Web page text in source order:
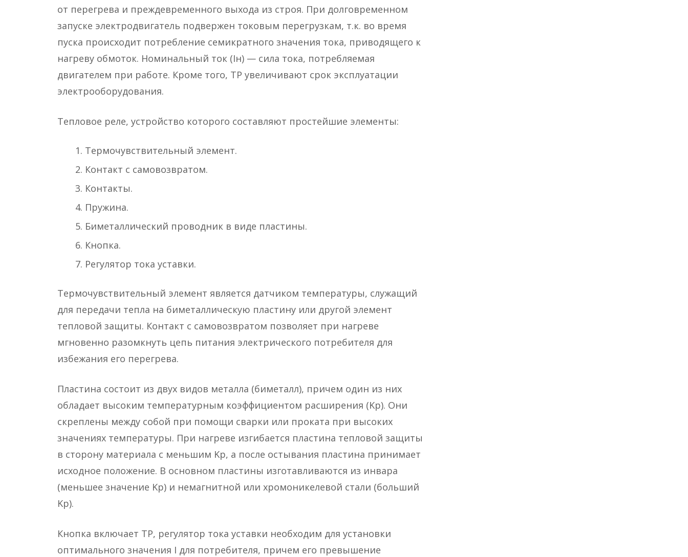
от перегрева и преждевременного выхода из строя. При долговременном
запуске электродвигатель подвержен токовым перегрузкам, т.к. во время
пуска происходит потребление семикратного значения тока, приводящего к
нагреву обмоток. Номинальный ток (Iн) — сила тока, потребляемая
двигателем при работе. Кроме того, ТР увеличивают срок эксплуатации
электрооборудования.
Тепловое реле, устройство которого составляют простейшие элементы:
Термочувствительный элемент.
Контакт с самовозвратом.
Контакты.
Пружина.
Биметаллический проводник в виде пластины.
Кнопка.
Регулятор тока уставки.
Термочувствительный элемент является датчиком температуры, служащий
для передачи тепла на биметаллическую пластину или другой элемент
тепловой защиты. Контакт с самовозвратом позволяет при нагреве
мгновенно разомкнуть цепь питания электрического потребителя для
избежания его перегрева.
Пластина состоит из двух видов металла (биметалл), причем один из них
обладает высоким температурным коэффициентом расширения (Kр). Они
скреплены между собой при помощи сварки или проката при высоких
значениях температуры. При нагреве изгибается пластина тепловой защиты
в сторону материала с меньшим Kр, а после остывания пластина принимает
исходное положение. В основном пластины изготавливаются из инвара
(меньшее значение Kр) и немагнитной или хромоникелевой стали (больший
Kр).
Кнопка включает ТР, регулятор тока уставки необходим для установки
оптимального значения I для потребителя, причем его превышение